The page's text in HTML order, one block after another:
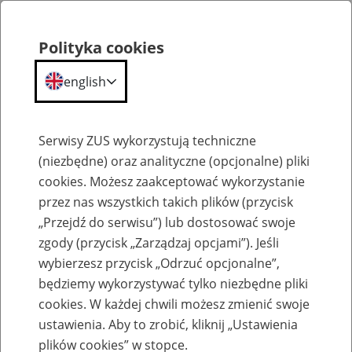
Szkolenia
Zaproś ZUS do siebie: Aktywni 50+
Polityka cookies
english
Serwisy ZUS wykorzystują techniczne
(niezbędne) oraz analityczne (opcjonalne) pliki
cookies. Możesz zaakceptować wykorzystanie
przez nas wszystkich takich plików (przycisk
„Przejdź do serwisu”) lub dostosować swoje
zgody (przycisk „Zarządzaj opcjami”). Jeśli
wybierzesz przycisk „Odrzuć opcjonalne”,
będziemy wykorzystywać tylko niezbędne pliki
cookies. W każdej chwili możesz zmienić swoje
ustawienia. Aby to zrobić, kliknij „Ustawienia
plików cookies” w stopce.